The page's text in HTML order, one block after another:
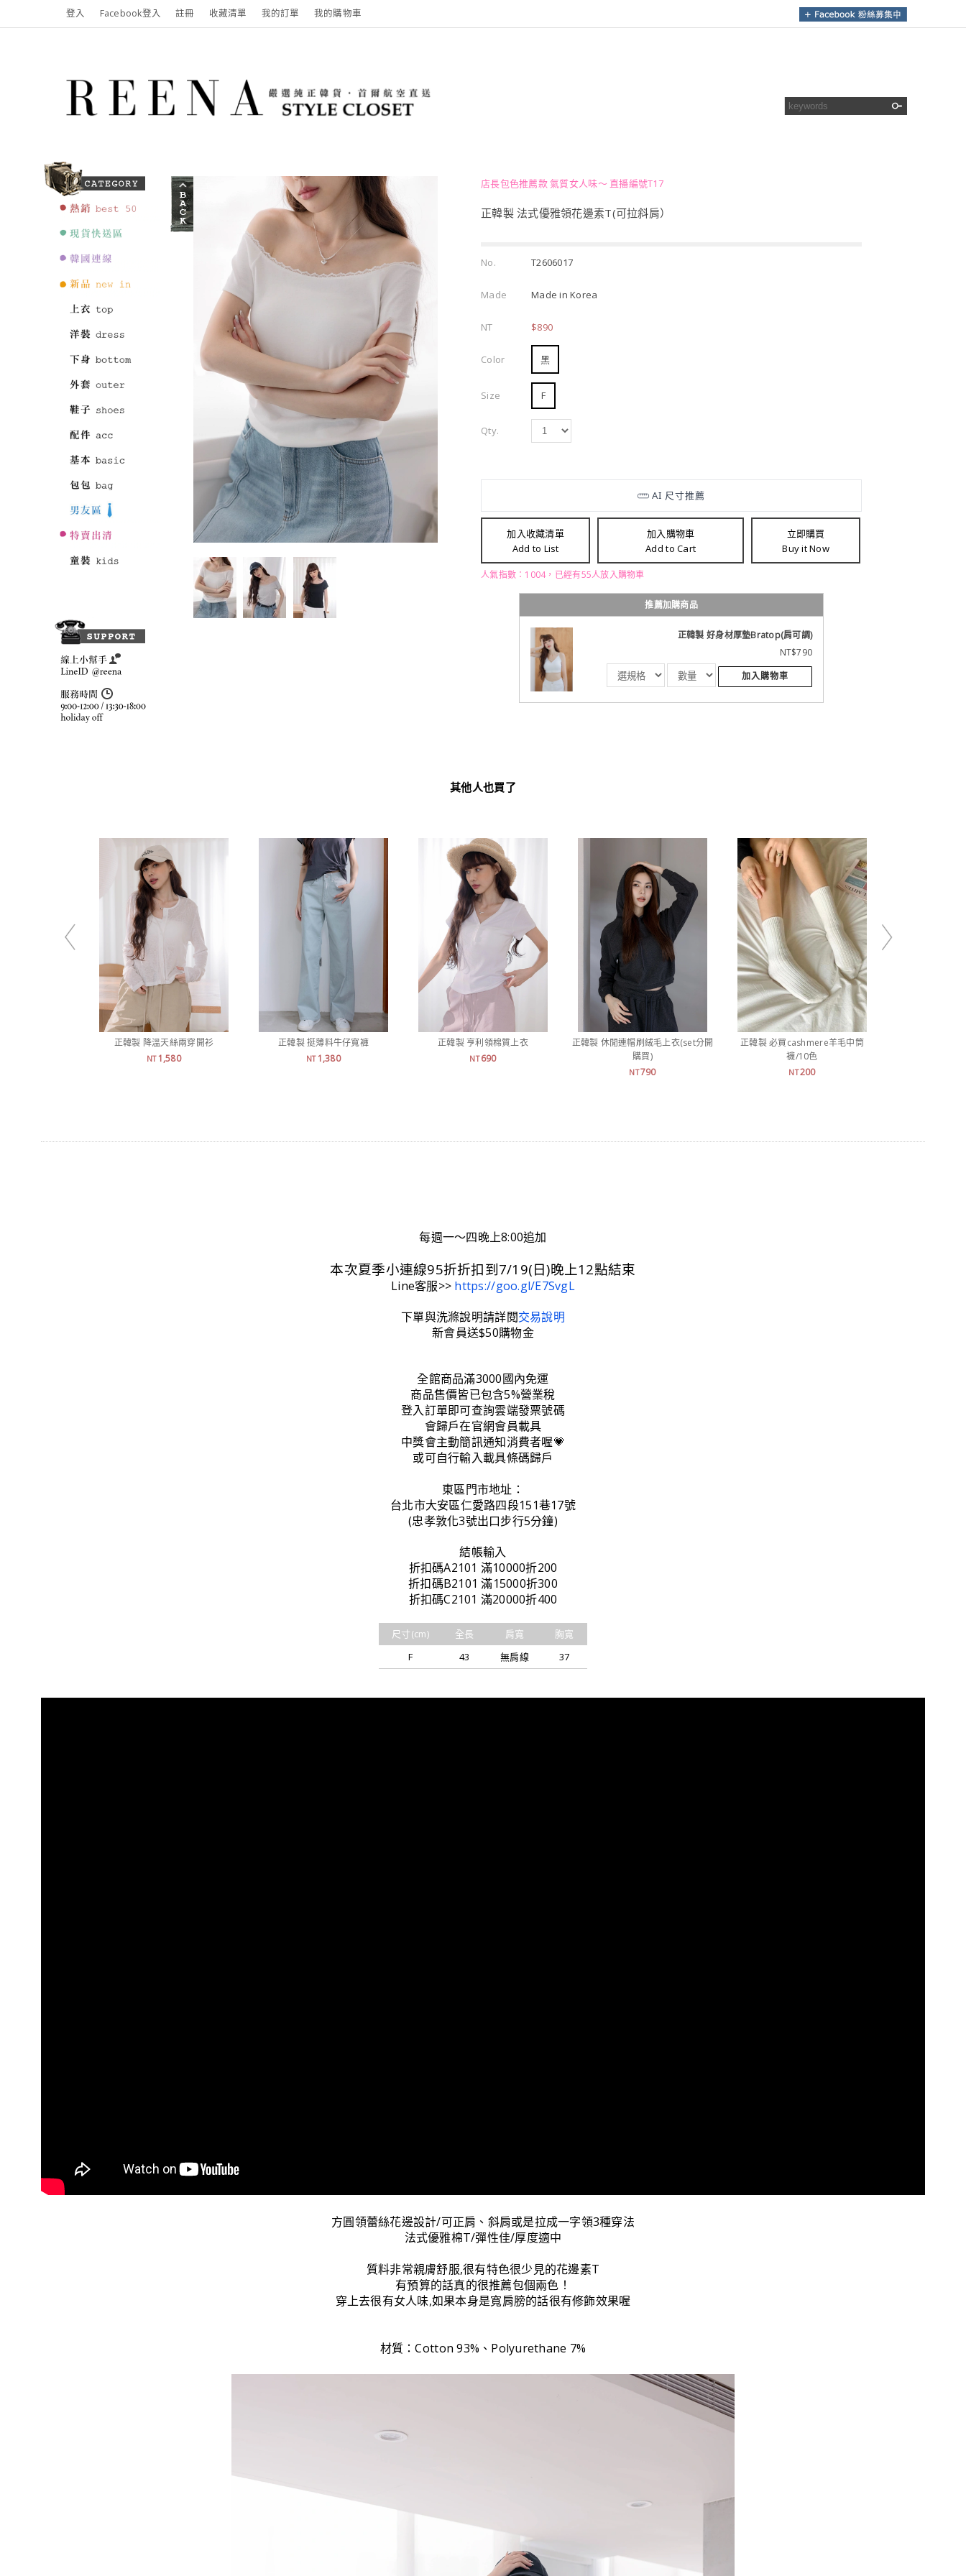
登入 Facebook登入 註冊 收藏清單 我的訂單 我的購物車
店長包色推薦款 氣質女人味～ 直播編號T17
正韓製 法式優雅領花邊素T(可拉斜肩）
No. T2606017
Made Made in Korea
NT $890
Color 黑
Size F
Qty.
加入收藏清單
Add to List
加入購物車
Add to Cart
立即購買
Buy it Now
人氣指數：1004，已經有55人放入購物車
推薦加購商品
正韓製 好身材厚墊Bratop(肩可調)
NT$790
加入購物車
其他人也買了
正韓製 降溫天絲兩穿開衫
NT1,580
正韓製 挺薄料牛仔寬褲
NT1,380
正韓製 亨利領棉質上衣
NT 690
正韓製 休閒連帽刷絨毛上衣(set分開
購買)
NT790
正韓製 必買cashmere羊毛中筒
襪/10色
NT200
每週一～四晚上8:00追加
本次夏季小連線95折折扣到7/19(日)晚上12點結束
Line客服>> https://goo.gl/E7SvgL
下單與洗滌說明請詳閱交易說明
新會員送$50購物金
全館商品滿3000國內免運
商品售價皆已包含5%營業稅
登入訂單即可查詢雲端發票號碼
會歸戶在官網會員載具
中獎會主動簡訊通知消費者喔💗
或可自行輸入載具條碼歸戶
東區門市地址：
台北市大安區仁愛路四段151巷17號
(忠孝敦化3號出口步行5分鐘)
結帳輸入
折扣碼A2101 滿10000折200
折扣碼B2101 滿15000折300
折扣碼C2101 滿20000折400
尺寸(cm) 全長 肩寬
胸寬
F
43 無肩線 37
方圓領蕾絲花邊設計/可正肩、斜肩或是拉成一字領3種穿法
法式優雅棉T/彈性佳/厚度適中
質料非常親膚舒服,很有特色很少見的花邊素T
有預算的話真的很推薦包個兩色！
穿上去很有女人味,如果本身是寬肩膀的話很有修飾效果喔
材質：Cotton 93%、Polyurethane 7%